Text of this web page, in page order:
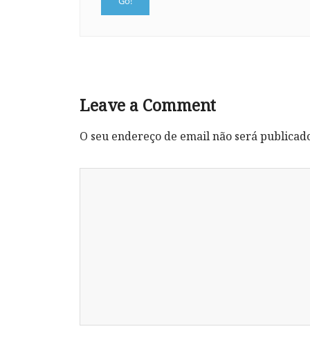
Leave a Comment
O seu endereço de email não será